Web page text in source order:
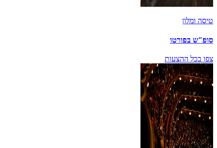
טיסה ומלון
סופ"ש בפורטו
צפו בכל ההצעות